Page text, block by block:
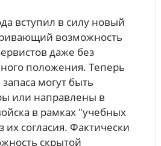
вступил в силу новый
возможность
даже без
положения. Теперь
могут быть
или направлены в
в рамках "учебных
согласия. Фактически
скрытой